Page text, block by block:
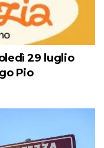
29 luglio
Pio